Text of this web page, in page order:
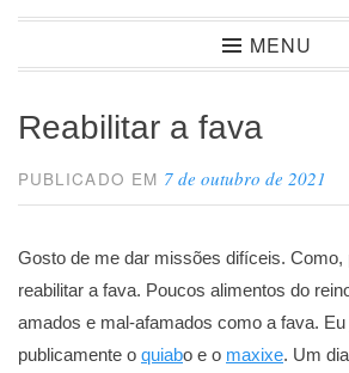
PapacapimMENU
Reabilitar a fava
PUBLICADO EM 7 de outubro de 2021
Gosto de me dar missões difíceis. Como,
reabilitar a fava. Poucos alimentos do
amados e mal-afamados como a fava. Eu
publicamente o quiabo e o maxixe. Um